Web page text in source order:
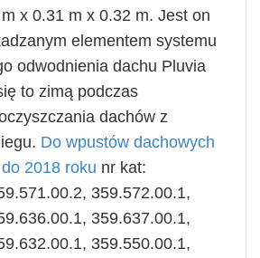
x 0.31 m x 0.32 m. Jest on
elementem systemu
odwodnienia dachu Pluvia
to zimą podczas
dachów z
Do wpustów dachowych
2018 roku nr kat:
359.572.00.1,
359.637.00.1,
359.550.00.1,